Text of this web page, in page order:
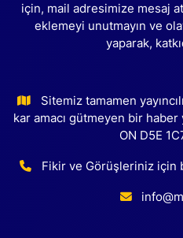
için, mail adresimize mesaj
eklemeyi unutmayın ve
yaparak,
Sitemiz tamamen
kar amacı gütmeyen bir
ON D5E
Fikir ve Görüşleriniz için